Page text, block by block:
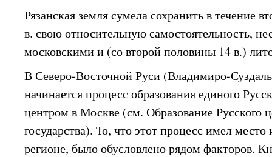
Рязанская земля сумела сохранить в течение
в. свою относительную самостоятельность,
московскими и (со второй половины 14 в.)
В Северо-Восточной Руси (Владимиро-
начинается процесс образования единого
центром в Москве (см. Образование Русского
государства). То, что этот процесс имел
регионе, было обусловлено рядом факторов.